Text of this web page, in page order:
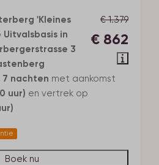
€ 1.379
€ 862
'Kleines
in
3
7 nachten met aankomst
uur) en vertrek op
Boek nu